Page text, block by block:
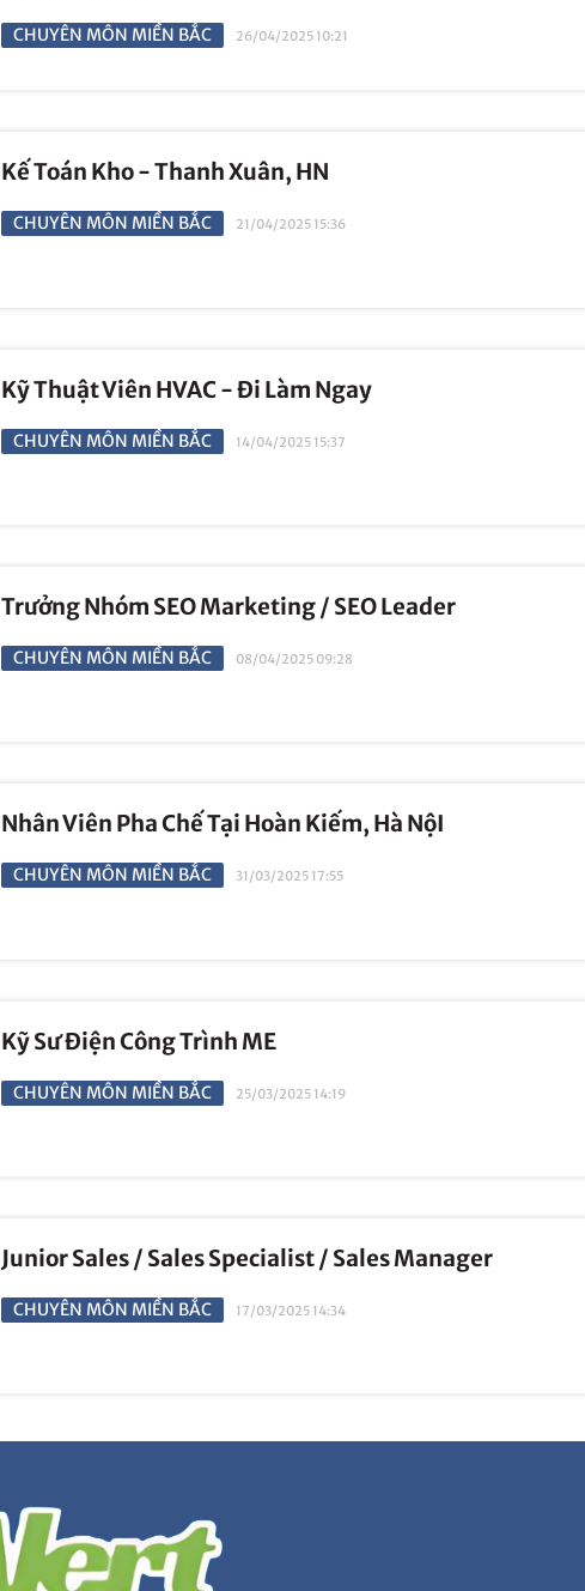
CHUYÊN MÔN MIỀN BẮC 26/04/2025 10:21
Kế Toán Kho - Thanh Xuân, HN
CHUYÊN MÔN MIỀN BẮC 21/04/2025 15:36
Kỹ Thuật Viên HVAC - Đi Làm Ngay
CHUYÊN MÔN MIỀN BẮC 14/04/2025 15:37
Trưởng Nhóm SEO Marketing / SEO Leader
CHUYÊN MÔN MIỀN BẮC 08/04/2025 09:28
Nhân Viên Pha Chế Tại Hoàn Kiếm, Hà NộI
CHUYÊN MÔN MIỀN BẮC 31/03/2025 17:55
Kỹ Sư Điện Công Trình ME
CHUYÊN MÔN MIỀN BẮC 25/03/2025 14:19
Junior Sales / Sales Specialist / Sales Manager
CHUYÊN MÔN MIỀN BẮC 17/03/2025 14:34